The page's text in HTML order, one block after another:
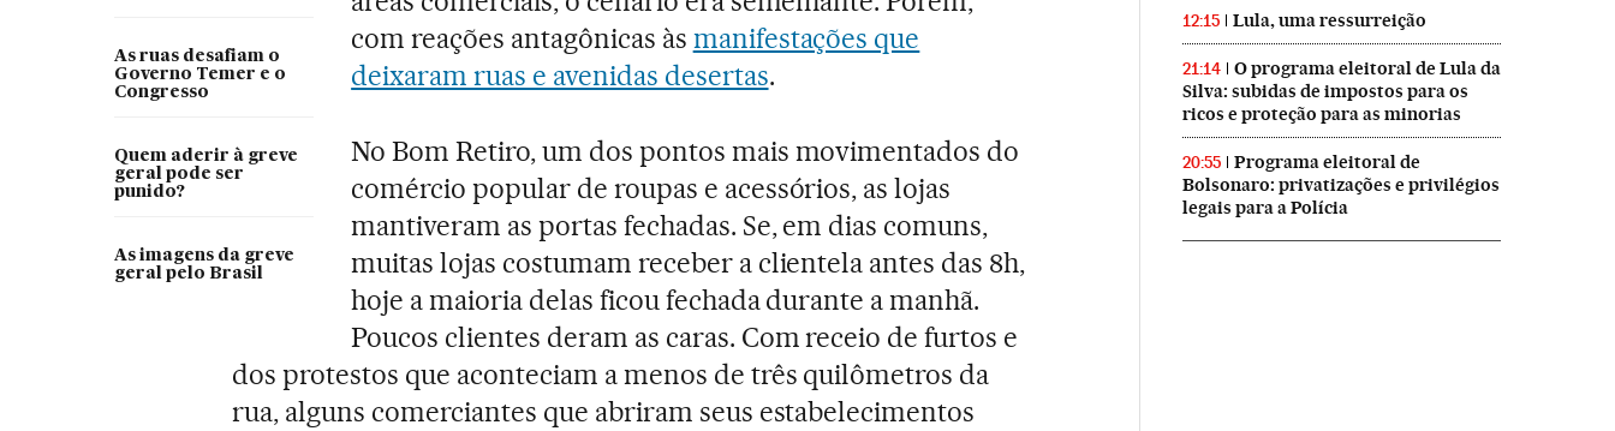
As ruas desafiam o
Governo Temer e o
Congresso
Quem aderir à greve
geral pode ser
punido?
As imagens da greve
geral pelo Brasil
com reações antagônicas às manifestações que
deixaram ruas e avenidas desertas.
No Bom Retiro, um dos pontos mais movimentados do
comércio popular de roupas e acessórios, as lojas
mantiveram as portas fechadas. Se, em dias comuns,
muitas lojas costumam receber a clientela antes das 8h,
hoje a maioria delas ficou fechada durante a manhã.
Poucos clientes deram as caras. Com receio de furtos e
dos protestos que aconteciam a menos de três quilômetros da
rua, alguns comerciantes que abriram seus estabelecimentos
12:15 Lula, uma ressurreição
21:14
O programa eleitoral de Lula da
Silva: subidas de impostos para os
ricos e proteção para as minorias
20:55
Programa eleitoral de
Bolsonaro: privatizações e privilégios
legais para a Polícia